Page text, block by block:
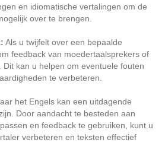
en idiomatische vertalingen om de
over te brengen.
Als u twijfelt over een bepaalde
feedback van moedertaalsprekers of
kan u helpen om eventuele fouten
te verbeteren.
het Engels kan een uitdagende
Door aandacht te besteden aan
en feedback te gebruiken, kunt u
verbeteren en teksten effectief